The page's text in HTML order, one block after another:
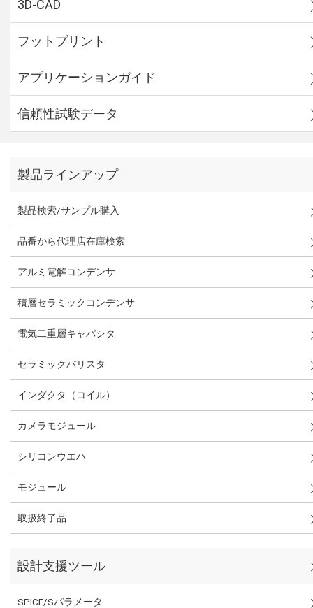
3D-CAD
フットプリント
アプリケーションガイド
信頼性試験データ
製品ラインアップ
製品検索/サンプル購入
品番から代理店在庫検索
アルミ電解コンデンサ
積層セラミックコンデンサ
電気二重層キャパシタ
セラミックバリスタ
インダクタ（コイル）
カメラモジュール
シリコンウエハ
モジュール
取扱終了品
設計支援ツール
SPICE/Sパラメータ